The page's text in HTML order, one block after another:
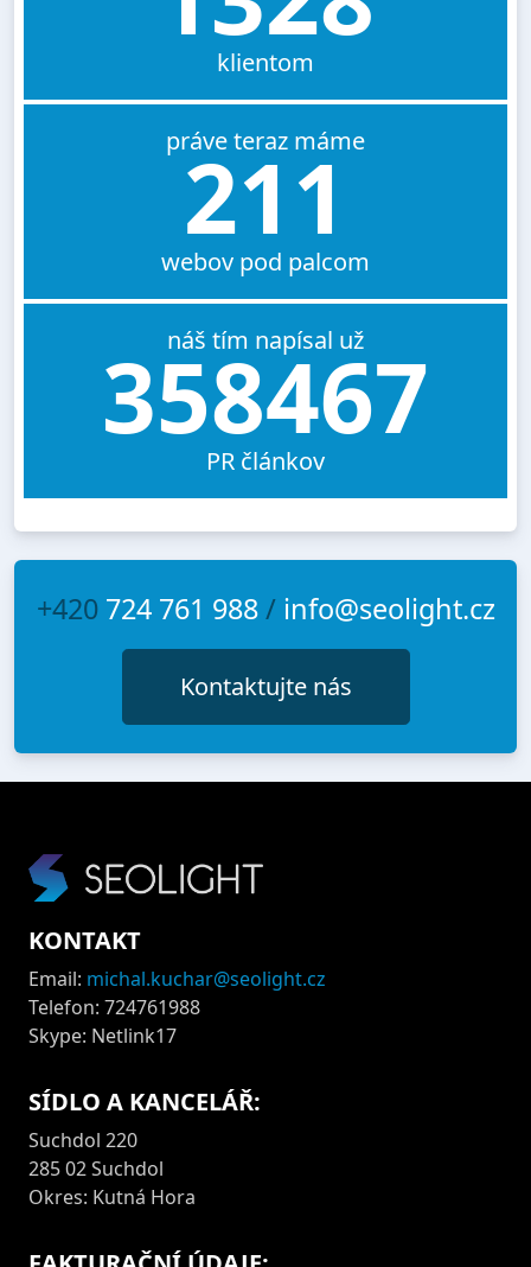
klientom
práve teraz máme
211
webov pod palcom
náš tím napísal už
358467
PR článkov
+420 724 761 988/ info@seolight.cz
Kontaktujte nás
KONTAKT
Email: michal.kuchar@seolight.cz
Telefon: 724761988
Skype: Netlink17
SÍDLO A KANCELÁŘ:
Suchdol 220
285 02 Suchdol
Okres: Kutná Hora